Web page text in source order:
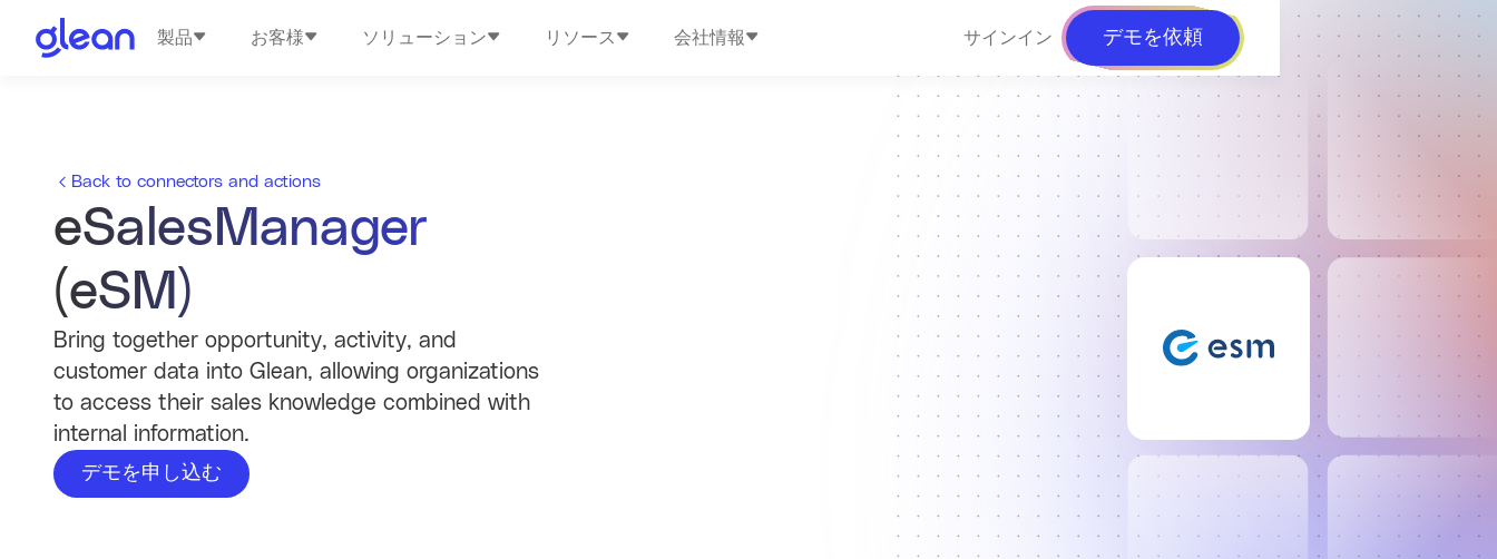
製品 お客様 ソリューション リソース 会社情報 サインイン デモを依頼
Back to connectors and actions
eSalesManager
(eSM)
Bring together opportunity, activity, and
customer data into Glean, allowing organizations
to access their sales knowledge combined with
internal information.
デモを申し込む